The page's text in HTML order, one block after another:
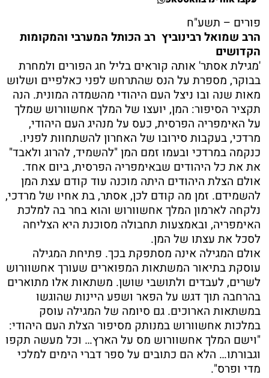
פורים – תשע"ח
הרב שמואל רבינוביץ רב הכותל המערבי והמקומות
הקדושים
'מגילת אסתר' אותה קוראים בליל חג הפורים ולמחרת
בבוקר, מספרת על הנס שהתרחש לפני כאלפיים ושלוש
מאות שנה ובו ניצל העם היהודי מהשמדה המונית. הנה
תקציר הסיפור: המן, יועצו של המלך אחשוורוש שמלך
על האימפריה הפרסית, כעס על מנהיג העם היהודי,
מרדכי, בעקבות סירובו של האחרון להשתחוות לפניו.
כנקמה במרדכי ובעמו זמם המן "להשמיד, להרוג ולאבד"
את את כל היהודים שבאימפריה הפרסית, ביום אחד.
אולם הצלת היהודים היתה מוכנה עוד קודם עצת המן
להשמידם. זמן מה קודם לכן, אסתר, בת אחיו של מרדכי,
נלקחה לארמון המלך אחשוורוש והוא בחר בה למלכת
האימפריה, ובאמצעות תחבולה מסוכנת היא הצליחה
לסכל את עצתו של המן.
אולם המגילה אינה מסתפקת בכך. פתיחת המגילה
עוסקת בתיאור המשתאות המפוארים שעורך אחשוורוש
לשרים, לעבדים ולתושבי שושן. משתאות אלו מתוארים
בהרחבה תוך דגש על הפאר ושפע היינות שהוגשו
במשתאות הארוכים. גם סיומה של המגילה עוסק
במלכות אחשוורוש במנותק מסיפור הצלת העם היהודי:
"וישם המלך אחשוורוש מס על הארץ… וכל מעשה תקפו
וגבורתו… הלא הם כתובים על ספר דברי הימים למלכי
מדי ופרס".